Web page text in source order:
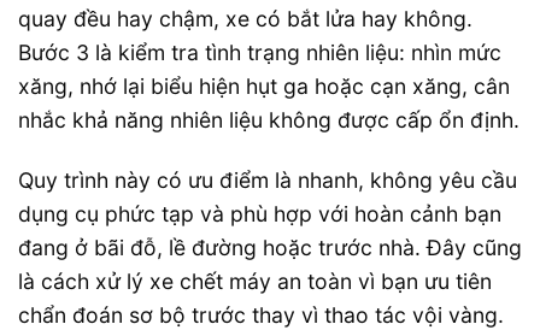
quay đều hay chậm, xe có bắt lửa hay không.
Bước 3 là kiểm tra tình trạng nhiên liệu: nhìn mức
xăng, nhớ lại biểu hiện hụt ga hoặc cạn xăng, cân
nhắc khả năng nhiên liệu không được cấp ổn định.
Quy trình này có ưu điểm là nhanh, không yêu cầu
dụng cụ phức tạp và phù hợp với hoàn cảnh bạn
đang ở bãi đỗ, lề đường hoặc trước nhà. Đây cũng
là cách xử lý xe chết máy an toàn vì bạn ưu tiên
chẩn đoán sơ bộ trước thay vì thao tác vội vàng.